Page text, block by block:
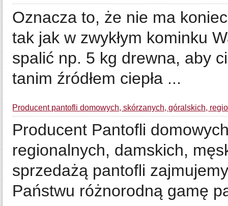
Oznacza to, że nie ma
tak jak w zwykłym kominku
spalić np. 5 kg drewna, aby
tanim źródłem ciepła ...
Producent pantofli domowych, skórzanych, góralskich,
Producent Pantofli
regionalnych, damskich,
sprzedażą pantofli
Państwu różnorodną gamę